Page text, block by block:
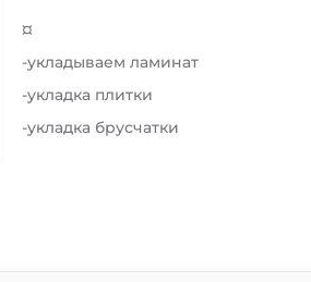
¤
-укладываем ламинат
-укладка плитки
-укладка брусчатки